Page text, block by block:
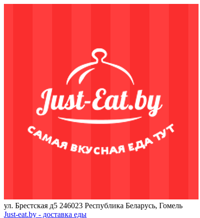
ул. Брестская д5 246023 Республика Беларусь, Гомель
Just-eat.by - доставка еды